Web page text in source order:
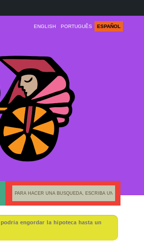
ENGLISH PORTUGUÊS ESPAÑOL
podría engordar la hipoteca hasta un